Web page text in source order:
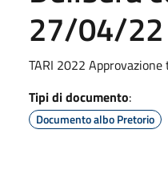
27/04/22
TARI 2022
Tipi di documento:
Documento albo Pretorio